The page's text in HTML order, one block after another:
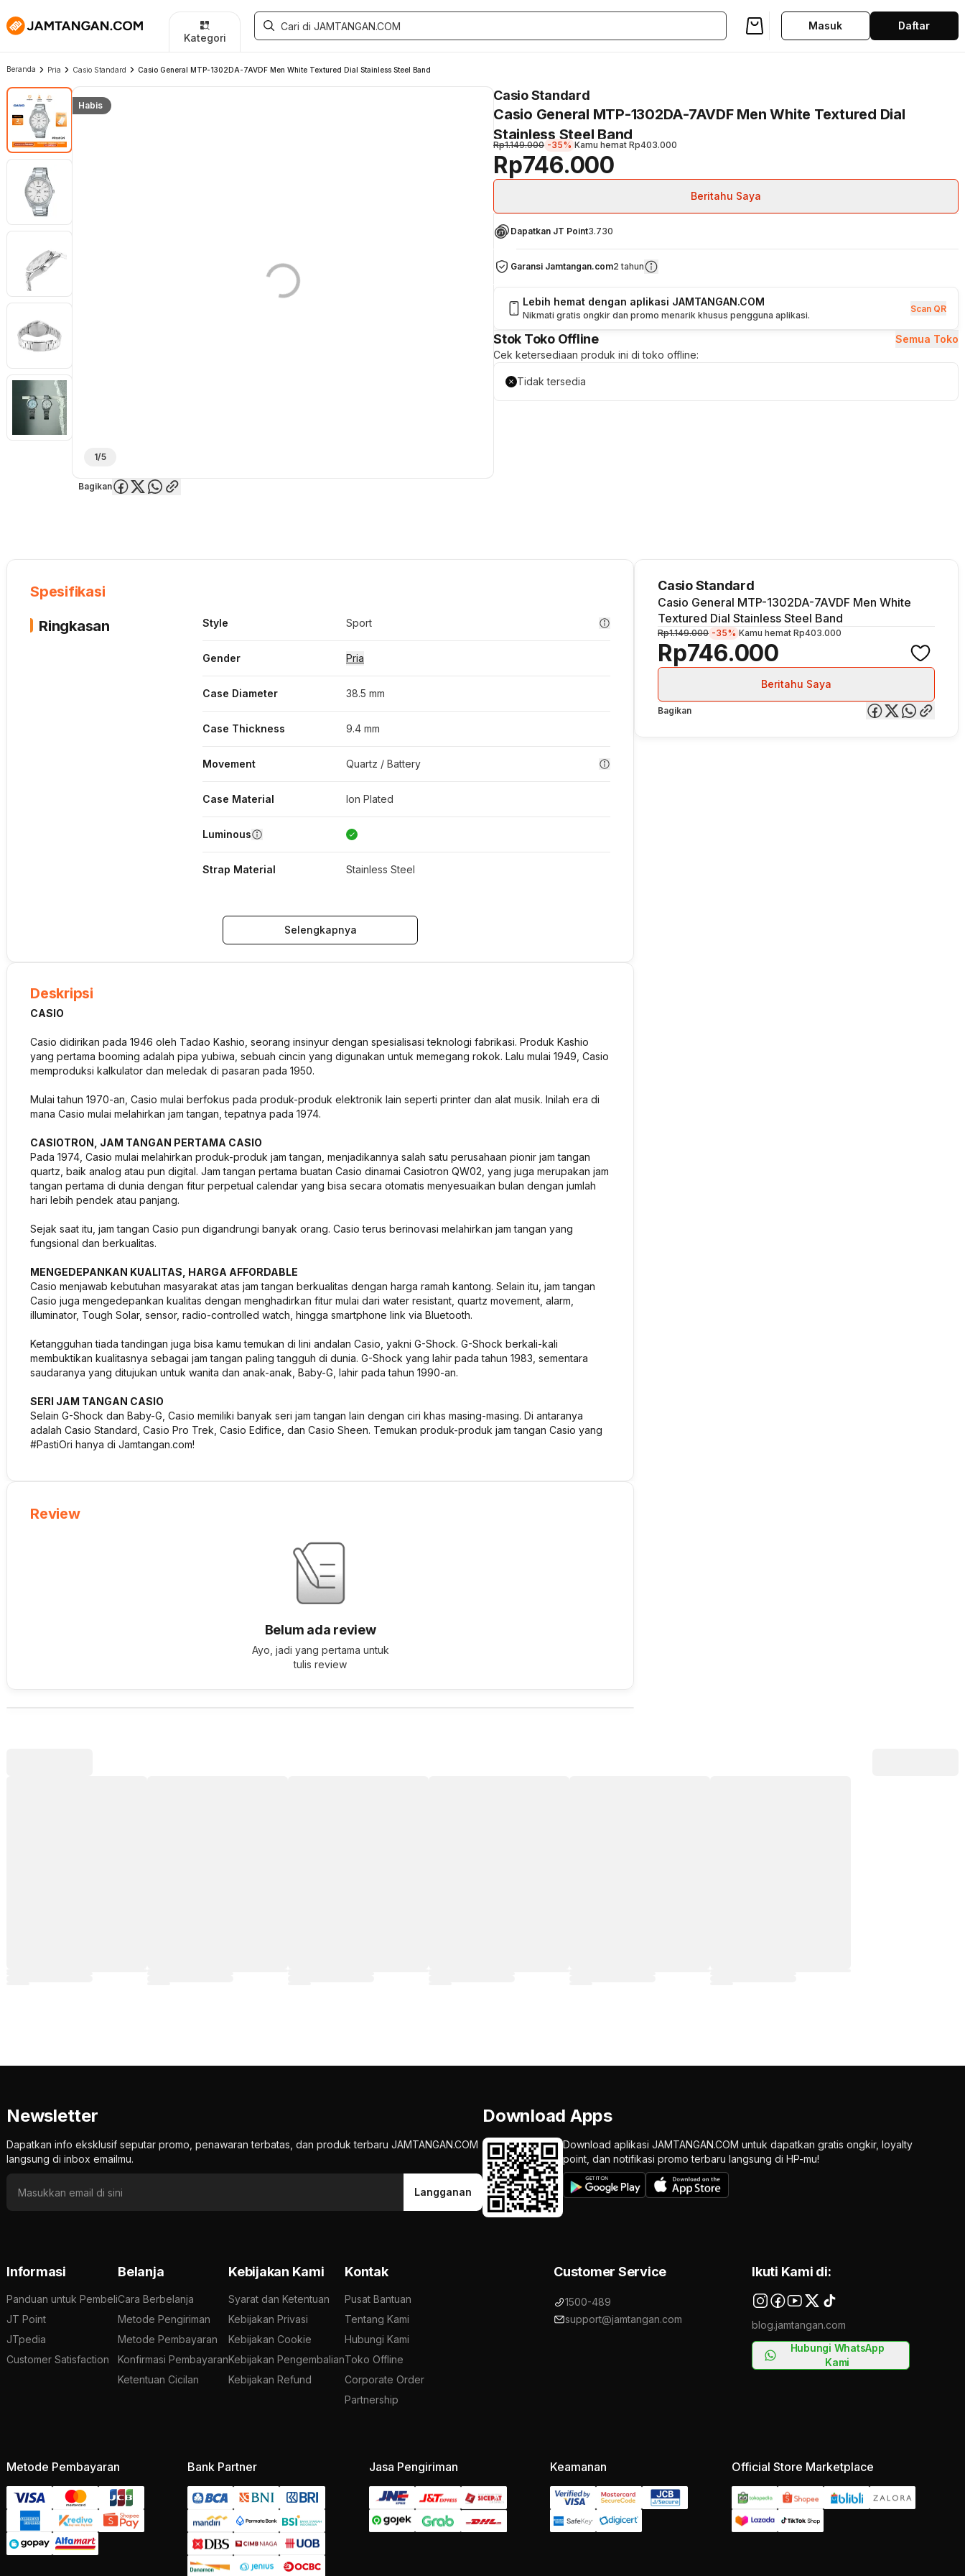
Newsletter
Dapatkan info eksklusif seputar promo, penawaran terbatas, dan produk terbaru JAMTANGAN.COM
langsung di inbox emailmu.
Langganan
Download Apps
Download aplikasi JAMTANGAN.COM untuk dapatkan gratis ongkir, loyalty
point, dan notifikasi promo terbaru langsung di HP-mu!
Informasi
Panduan untuk Pembeli
JT Point
JTpedia
Customer Satisfaction
Belanja
Cara Berbelanja
Metode Pengiriman
Metode Pembayaran
Konfirmasi Pembayaran
Ketentuan Cicilan
Kebijakan Kami
Syarat dan Ketentuan
Kebijakan Privasi
Kebijakan Cookie
Kebijakan Pengembalian
Kebijakan Refund
Kontak
Pusat Bantuan
Tentang Kami
Hubungi Kami
Toko Offline
Corporate Order
Partnership
Customer Service
1500-489
support@jamtangan.com
Ikuti Kami di:
blog.jamtangan.com
Hubungi WhatsApp
Kami
Metode Pembayaran Bank Partner Jasa Pengiriman Keamanan Official Store Marketplace
Kategori
Masuk Daftar
Beranda Pria Casio Standard Casio General MTP-1302DA-7AVDF Men White Textured Dial Stainless Steel Band
Habis
1/5
Bagikan
Casio Standard
Casio General MTP-1302DA-7AVDF Men White Textured Dial
Stainless Steel Band
Rp746.000
Rp1.149.000 -35% Kamu hemat Rp403.000
Beritahu Saya
Dapatkan JT Point3.730
Garansi Jamtangan.com2 tahun
Lebih hemat dengan aplikasi JAMTANGAN.COM
Nikmati gratis ongkir dan promo menarik khusus pengguna aplikasi.
Scan QR
Stok Toko Offline
Semua Toko
Cek ketersediaan produk ini di toko offline:
Tidak tersedia
Spesifikasi
Ringkasan
Style Sport
Gender Pria
Case Diameter 38.5 mm
Case Thickness 9.4 mm
Movement Quartz / Battery
Case Material Ion Plated
Luminous
Strap Material Stainless Steel
Selengkapnya
Deskripsi
CASIO
Casio didirikan pada 1946 oleh Tadao Kashio, seorang insinyur dengan spesialisasi teknologi fabrikasi. Produk Kashio
yang pertama booming adalah pipa yubiwa, sebuah cincin yang digunakan untuk memegang rokok. Lalu mulai 1949, Casio
memproduksi kalkulator dan meledak di pasaran pada 1950.
Mulai tahun 1970-an, Casio mulai berfokus pada produk-produk elektronik lain seperti printer dan alat musik. Inilah era di
mana Casio mulai melahirkan jam tangan, tepatnya pada 1974.
CASIOTRON, JAM TANGAN PERTAMA CASIO
Pada 1974, Casio mulai melahirkan produk-produk jam tangan, menjadikannya salah satu perusahaan pionir jam tangan
quartz, baik analog atau pun digital. Jam tangan pertama buatan Casio dinamai Casiotron QW02, yang juga merupakan jam
tangan pertama di dunia dengan fitur perpetual calendar yang bisa secara otomatis menyesuaikan bulan dengan jumlah
hari lebih pendek atau panjang.
Sejak saat itu, jam tangan Casio pun digandrungi banyak orang. Casio terus berinovasi melahirkan jam tangan yang
fungsional dan berkualitas.
MENGEDEPANKAN KUALITAS, HARGA AFFORDABLE
Casio menjawab kebutuhan masyarakat atas jam tangan berkualitas dengan harga ramah kantong. Selain itu, jam tangan
Casio juga mengedepankan kualitas dengan menghadirkan fitur mulai dari water resistant, quartz movement, alarm,
illuminator, Tough Solar, sensor, radio-controlled watch, hingga smartphone link via Bluetooth.
Ketangguhan tiada tandingan juga bisa kamu temukan di lini andalan Casio, yakni G-Shock. G-Shock berkali-kali
membuktikan kualitasnya sebagai jam tangan paling tangguh di dunia. G-Shock yang lahir pada tahun 1983, sementara
saudaranya yang ditujukan untuk wanita dan anak-anak, Baby-G, lahir pada tahun 1990-an.
SERI JAM TANGAN CASIO
Selain G-Shock dan Baby-G, Casio memiliki banyak seri jam tangan lain dengan ciri khas masing-masing. Di antaranya
adalah Casio Standard, Casio Pro Trek, Casio Edifice, dan Casio Sheen. Temukan produk-produk jam tangan Casio yang
#PastiOri hanya di Jamtangan.com!
Review
Belum ada review
Ayo, jadi yang pertama untuk
tulis review
Casio Standard
Casio General MTP-1302DA-7AVDF Men White
Textured Dial Stainless Steel Band
Rp746.000
Rp1.149.000 -35% Kamu hemat Rp403.000
Beritahu Saya
Bagikan